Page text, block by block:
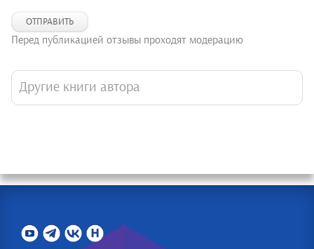
ОТПРАВИТЬ
Перед публикацией отзывы проходят модерацию
Другие книги автора